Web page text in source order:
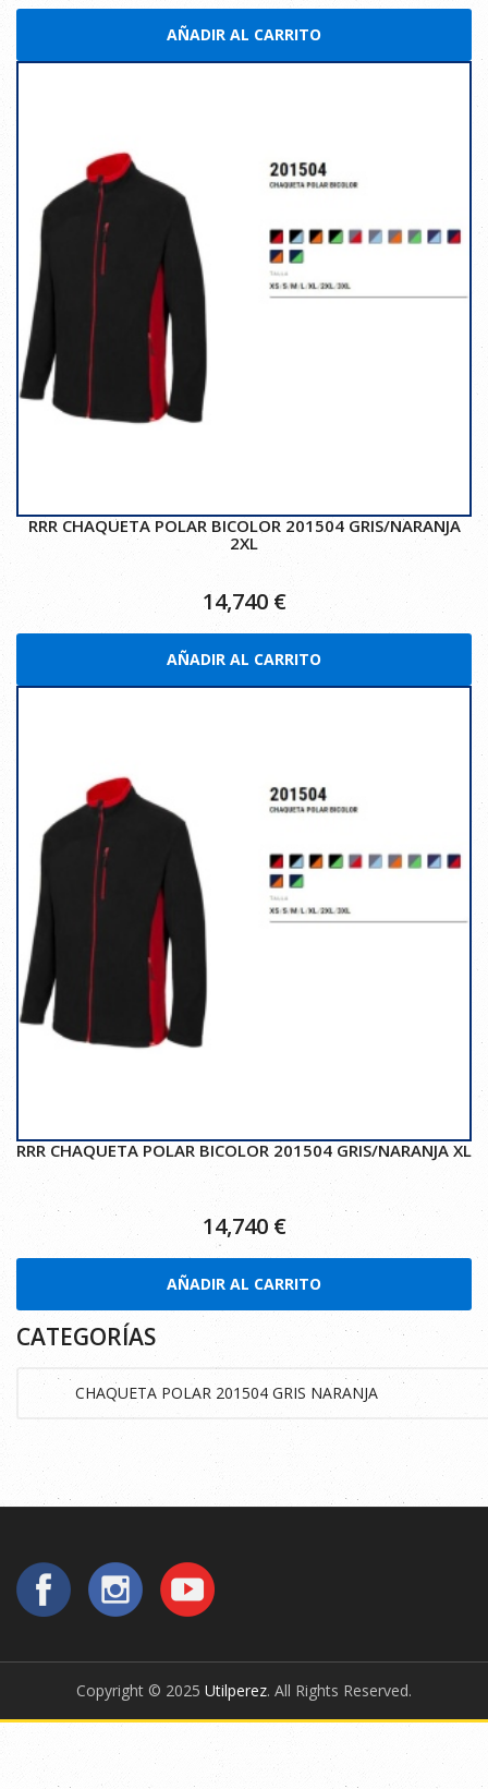
AÑADIR AL CARRITO
RRR CHAQUETA POLAR BICOLOR 201504 GRIS/NARANJA
2XL
14,740€
AÑADIR AL CARRITO
RRR CHAQUETA POLAR BICOLOR 201504 GRIS/NARANJA XL
14,740 €
AÑADIR AL CARRITO
CATEGORÍAS
Copyright © 2025 Utilperez. All Rights Reserved.